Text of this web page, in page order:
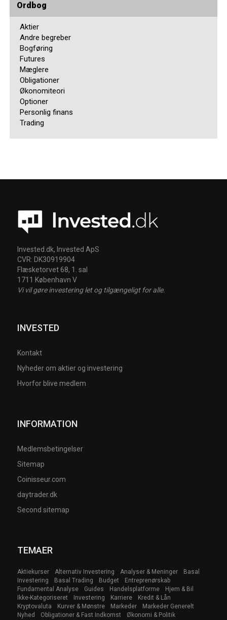
Ordbog
Aktier
Andre begreber
Bogføring
Futures
Mæglere
Obligationer
Økonomiteori
Optioner
Personlig finans
Trading
Invested.dk, Invested ApS
CVR: DK30919904
Flæsketorvet 68, 1. sal
1711 København V
Vi vil gøre investering let og tilgængeligt for alle.
INVESTED
Kontakt
Nyheder om aktier og investering
Hvorfor blive medlem
INFORMATION
Medlemsbetingelser
Sitemap
Coinisseur.com
daytrader.dk
Second sitemap
TEMAER
Aktiekurser Alternativ Investering Analyser & Meninger
Basal
Investering
Basal Trading Budget
Entreprenørskab
Fundamental Analyse
Guides Handelsplatforme
Hjem & Bil
Ikke-Kategoriseret
Investering Karriere
Kredit & Lån
Kryptovaluta
Kurver & Mønstre Markeder
Markeder Generelt
Nyhed
Obligationer & Fast Indkomst Økonomi & Politik